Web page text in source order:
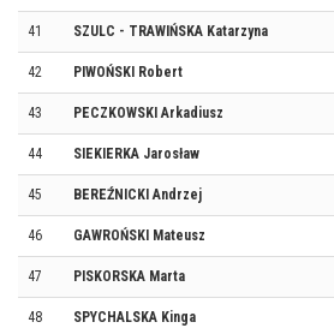
41 SZULC - TRAWIŃSKA Katarzyna
42 PIWOŃSKI Robert
43 PECZKOWSKI Arkadiusz
44 SIEKIERKA Jarosław
45 BEREŹNICKI Andrzej
46 GAWROŃSKI Mateusz
47 PISKORSKA Marta
48 SPYCHALSKA Kinga